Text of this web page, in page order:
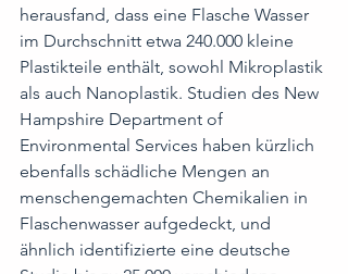
herausfand, dass eine Flasche Wasser
im Durchschnitt etwa 240.000 kleine
Plastikteile enthält, sowohl Mikroplastik
als auch Nanoplastik. Studien des New
Hampshire Department of
Environmental Services haben kürzlich
ebenfalls schädliche Mengen an
menschengemachten Chemikalien in
Flaschenwasser aufgedeckt, und
ähnlich identifizierte eine deutsche